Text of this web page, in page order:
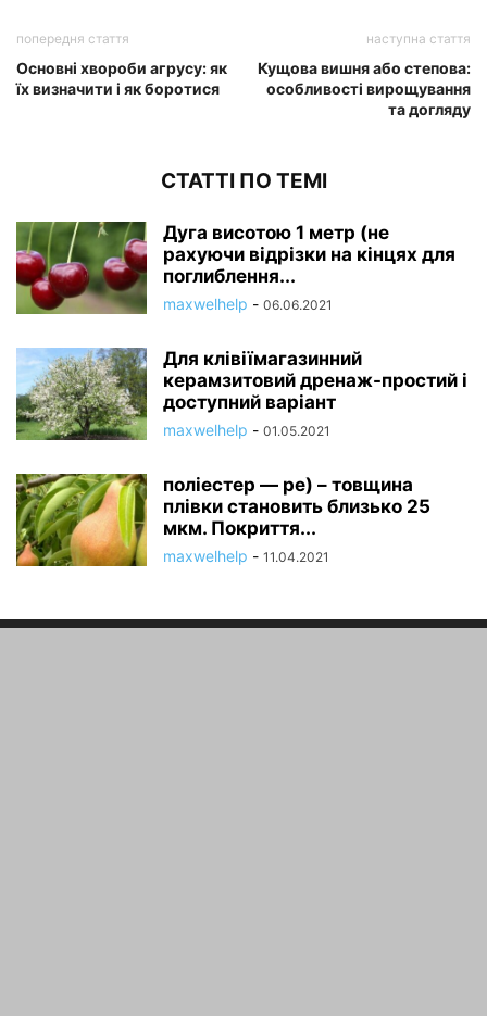
попередня стаття
Основні хвороби агрусу: як
їх визначити і як боротися
наступна стаття
Кущова вишня або степова:
особливості вирощування
та догляду
СТАТТІ ПО ТЕМІ
Дуга висотою 1 метр (не
рахуючи відрізки на кінцях для
поглиблення...
maxwelhelp - 06.06.2021
Для клівіїмагазинний
керамзитовий дренаж-простий і
доступний варіант
maxwelhelp - 01.05.2021
поліестер — pe) – товщина
плівки становить близько 25
мкм. Покриття...
maxwelhelp - 11.04.2021